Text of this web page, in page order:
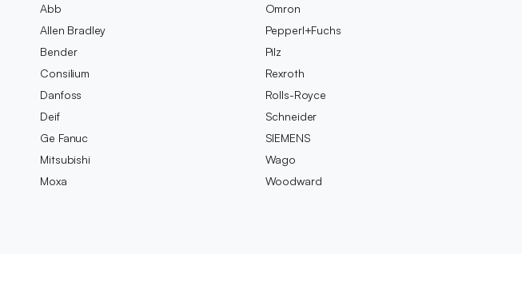
Abb
Allen Bradley
Bender
Consilium
Danfoss
Deif
Ge Fanuc
Mitsubishi
Moxa
Omron
Pepperl+Fuchs
Pilz
Rexroth
Rolls-Royce
Schneider
SIEMENS
Wago
Woodward